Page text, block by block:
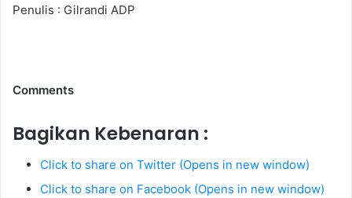
Penulis : Gilrandi ADP
Comments
Bagikan Kebenaran :
Click to share on Twitter (Opens in new window)
Click to share on Facebook (Opens in new window)